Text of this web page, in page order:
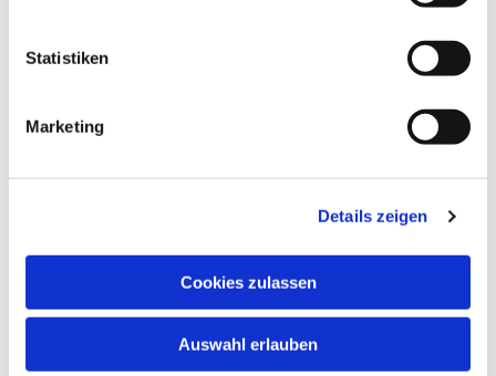
Statistiken
Marketing
Details zeigen
Cookies zulassen
Auswahl erlauben
Dies könnte Sie auch
interessieren